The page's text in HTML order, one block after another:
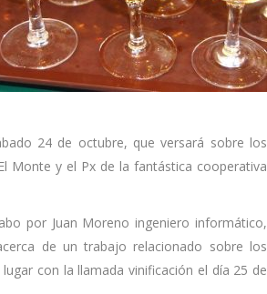
24 de octubre, que versará sobre los
Monte y el Px de la fantástica cooperativa
por Juan Moreno ingeniero informático,
de un trabajo relacionado sobre los
con la llamada vinificación el día 25 de